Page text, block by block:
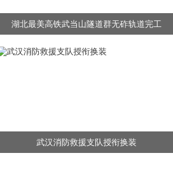
湖北最美高铁武当山隧道群无砟轨道完工
武汉消防救援支队授衔换装